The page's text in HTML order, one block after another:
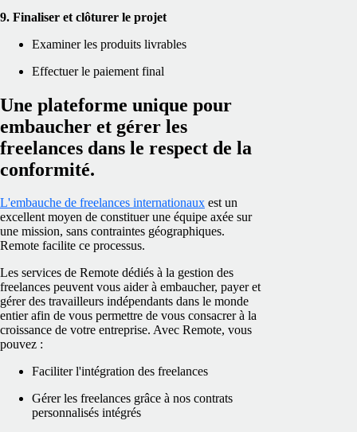
9. Finaliser et clôturer le projet
Examiner les produits livrables
Effectuer le paiement final
Une plateforme unique pour
embaucher et gérer les
freelances dans le respect de la
conformité.
L'embauche de freelances internationaux est un
excellent moyen de constituer une équipe axée sur
une mission, sans contraintes géographiques.
Remote facilite ce processus.
Les services de Remote dédiés à la gestion des
freelances peuvent vous aider à embaucher, payer et
gérer des travailleurs indépendants dans le monde
entier afin de vous permettre de vous consacrer à la
croissance de votre entreprise. Avec Remote, vous
pouvez :
Faciliter l'intégration des freelances
Gérer les freelances grâce à nos contrats
personnalisés intégrés